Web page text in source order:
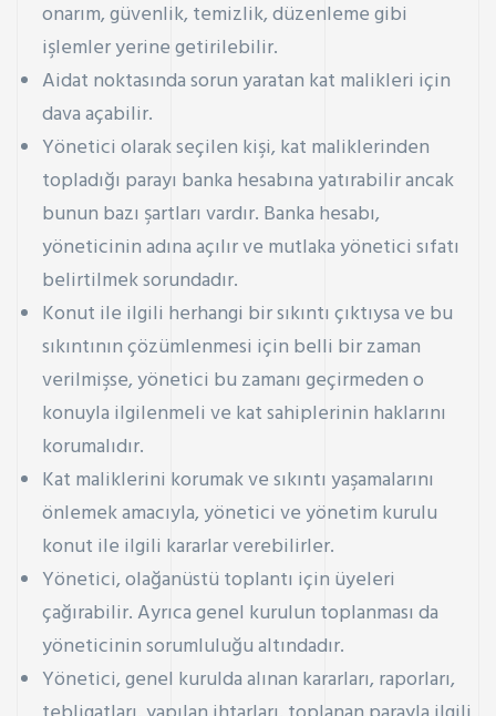
onarım, güvenlik, temizlik, düzenleme gibi
işlemler yerine getirilebilir.
Aidat noktasında sorun yaratan kat malikleri için
dava açabilir.
Yönetici olarak seçilen kişi, kat maliklerinden
topladığı parayı banka hesabına yatırabilir ancak
bunun bazı şartları vardır. Banka hesabı,
yöneticinin adına açılır ve mutlaka yönetici sıfatı
belirtilmek sorundadır.
Konut ile ilgili herhangi bir sıkıntı çıktıysa ve bu
sıkıntının çözümlenmesi için belli bir zaman
verilmişse, yönetici bu zamanı geçirmeden o
konuyla ilgilenmeli ve kat sahiplerinin haklarını
korumalıdır.
Kat maliklerini korumak ve sıkıntı yaşamalarını
önlemek amacıyla, yönetici ve yönetim kurulu
konut ile ilgili kararlar verebilirler.
Yönetici, olağanüstü toplantı için üyeleri
çağırabilir. Ayrıca genel kurulun toplanması da
yöneticinin sorumluluğu altındadır.
Yönetici, genel kurulda alınan kararları, raporları,